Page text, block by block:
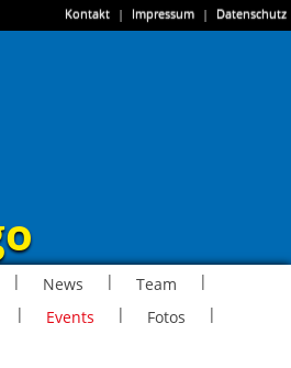
Kontakt | Impressum | Datenschutz
| News | Team
|
| Events | Fotos
|